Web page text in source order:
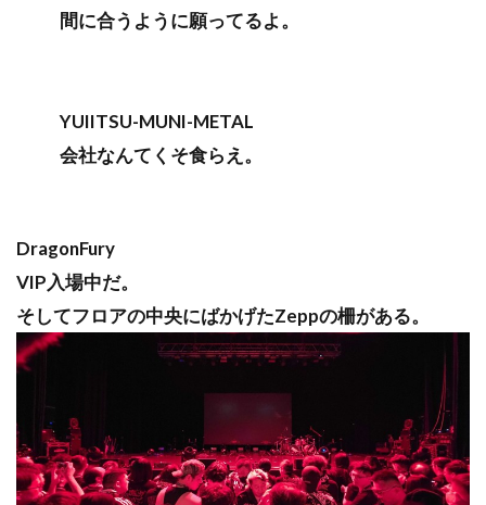
間に合うように願ってるよ。
YUIITSU-MUNI-METAL
会社なんてくそ食らえ。
DragonFury
VIP入場中だ。
そしてフロアの中央にばかげたZeppの柵がある。